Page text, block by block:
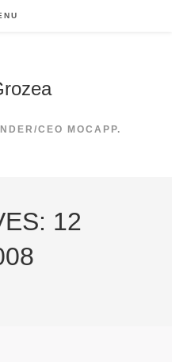
CEO MOCAPP.
12